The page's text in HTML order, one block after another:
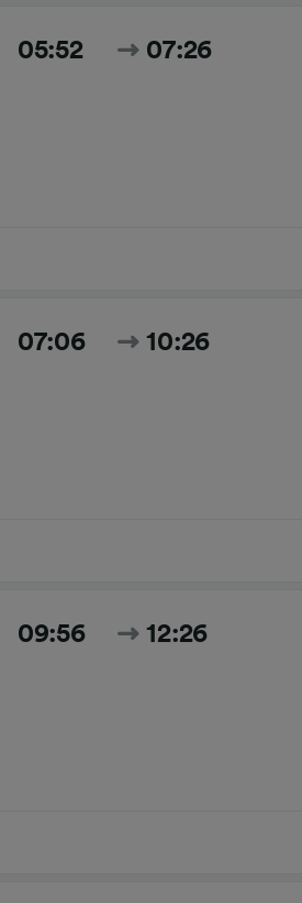
05:52 07:26
07:06 10:26
09:56 12:26